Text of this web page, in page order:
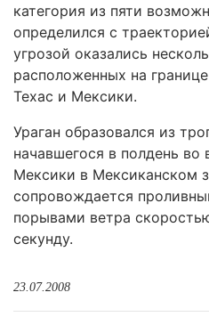
категория из пяти
определился с
угрозой оказались
расположенных на
Техас и Мексики.
Ураган образовался из
начавшегося в полдень во
Мексики в Мексиканском
сопровождается
порывами ветра
секунду.
23.07.2008